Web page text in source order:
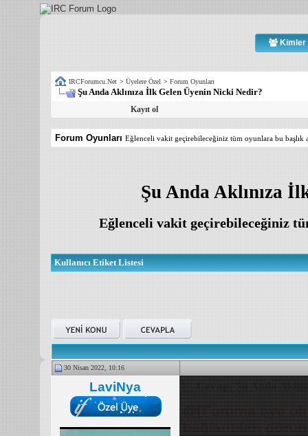
Kimler
IRCForumcu.Net > Üyelere Özel > Forum Oyunları
Şu Anda Aklınıza İlk Gelen Üyenin Nicki Nedir?
Kayıt ol
Forum Oyunları Eğlenceli vakit geçirebileceğiniz tüm oyunlara bu başlık
Şu Anda Aklınıza
Eğlenceli vakit geçirebileceğiniz
Kullanıcı Etiket Listesi
30 Nisan 2022, 10:16
LaviNya Cevap: Şu Anda
@[Foruma üye
bağlantıları